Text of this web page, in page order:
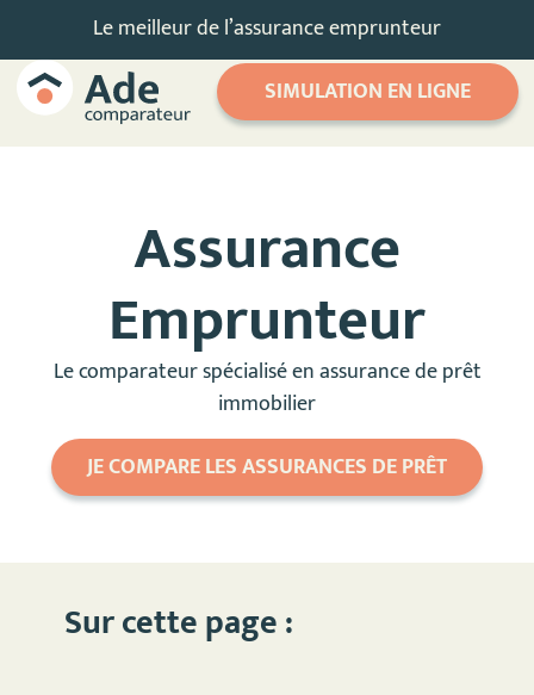
Le meilleur de l’assurance emprunteur
SIMULATION EN LIGNE
Assurance
Emprunteur
Le comparateur spécialisé en assurance de prêt
immobilier
JE COMPARE LES ASSURANCES DE PRÊT
Sur cette page :